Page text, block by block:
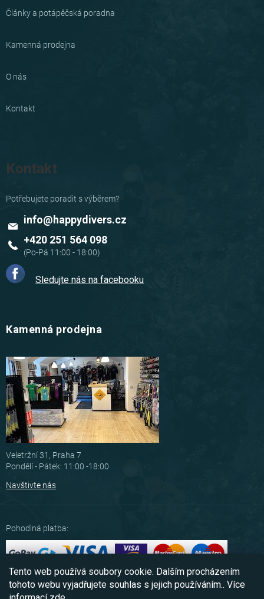
Tento web používá soubory cookie. Dalším procházením
tohoto webu vyjadřujete souhlas s jejich používáním.. Více
Články a potápěčská poradna
Kamenná prodejna
O nás
Kontakt
Kontakt
info@happydivers.cz
+420 251 564 098
Sledujte nás na facebooku
Kamenná prodejna
Veletržní 31, Praha 7
Pondělí - Pátek: 11:00 -18:00
Navštivte nás
Pohodlná platba:
Možnosti dopravy: